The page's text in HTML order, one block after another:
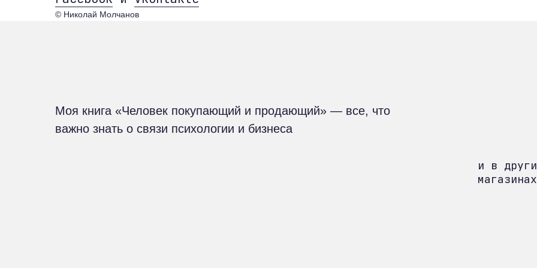
© Николай Молчанов
Моя книга «Человек покупающий и продающий» — все, что
важно знать о связи психологии и бизнеса
и в
магазинах